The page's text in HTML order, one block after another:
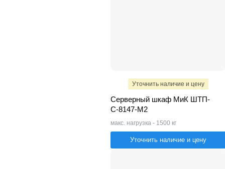
Уточнить наличие и цену
Серверный шкаф МиК ШТП-
С-8147-M2
макс. нагрузка - 1500 кг
Уточнить наличие и цену